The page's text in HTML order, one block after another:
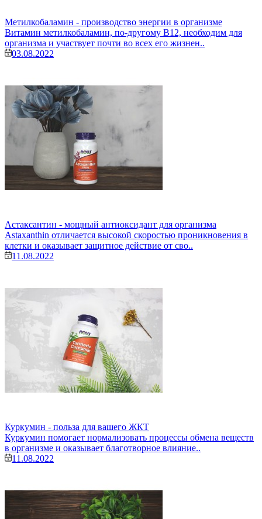
Метилкобаламин - производство энергии в организме
Витамин метилкобаламин, по-другому В12, необходим для
организма и участвует почти во всех его жизнен..
03.08.2022
Астаксантин - мощный антиоксидант для организма
Astaxanthin отличается высокой скоростью проникновения в
клетки и оказывает защитное действие от сво..
11.08.2022
Куркумин - польза для вашего ЖКТ
Куркумин помогает нормализовать процессы обмена веществ
в организме и оказывает благотворное влияние..
11.08.2022